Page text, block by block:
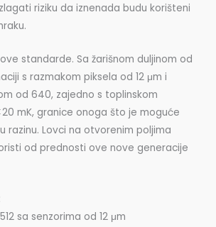
riziku da iznenada budu korišteni
standarde. Sa žarišnom duljinom od
s razmakom piksela od 12 μm i
od 640, zajedno s toplinskom
mK, granice onoga što je moguće
razinu. Lovci na otvorenim poljima
od prednosti ove nove generacije
sa senzorima od 12 μm